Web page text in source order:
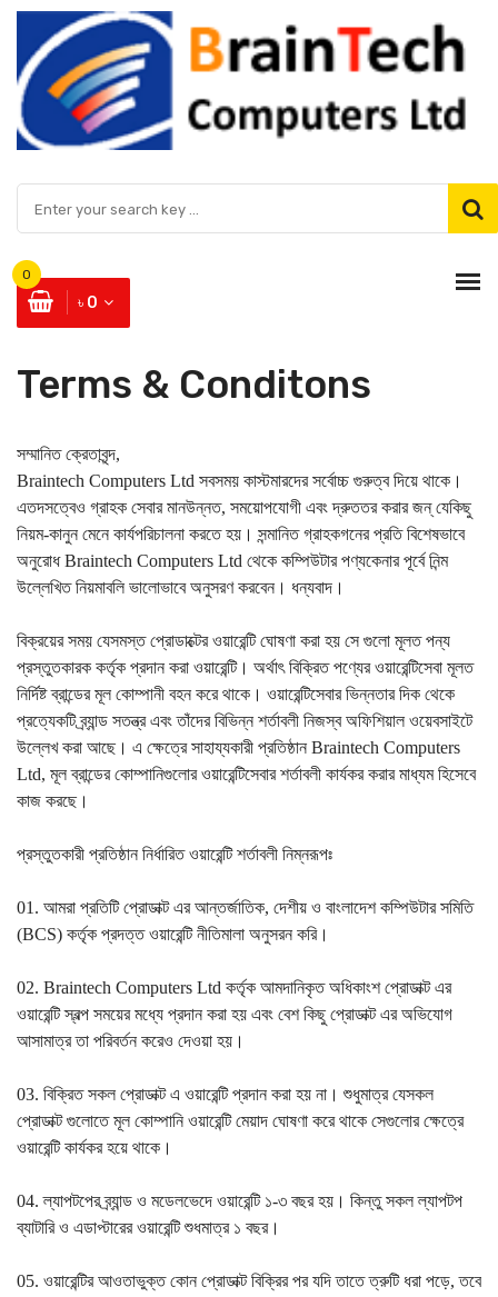
৳ 0
0
Terms & Conditons
সম্মানিত ক্রেতাবৃন্দ,
Braintech Computers Ltd সবসময় কাস্টমারদের সর্বোচ্চ গুরুত্ব দিয়ে থাকে।
এতদসত্বেও গ্রাহক সেবার মানউন্নত, সময়োপযোগী এবং দ্রুততর করার জন্ যেকিছু
নিয়ম-কানুন মেনে কার্যপরিচালনা করতে হয়। সন্মানিত গ্রাহকগনের প্রতি বিশেষভাবে
অনুরোধ Braintech Computers Ltd থেকে কম্পিউটার পণ্যকেনার পূর্বে নিন্ম
উল্লেখিত নিয়মাবলি ভালোভাবে অনুসরণ করবেন। ধন্যবাদ।
বিক্রয়ের সময় যেসমস্ত প্রোডাক্টের ওয়ারেন্টি ঘোষণা করা হয় সে গুলো মূলত পন্য
প্রস্তুতকারক কর্তৃক প্রদান করা ওয়ারেন্টি। অর্থাৎ বিক্রিত পণ্যের ওয়ারেন্টিসেবা মূলত
নির্দিষ্ট ব্রান্ডের মূল কোম্পানী বহন করে থাকে। ওয়ারেন্টিসেবার ভিন্নতার দিক থেকে
প্রত্যেকটি ব্র্যান্ড সতন্ত্র এবং তাঁদের বিভিন্ন শর্তাবলী নিজস্ব অফিশিয়াল ওয়েবসাইটে
উল্লেখ করা আছে। এ ক্ষেত্রে সাহায্যকারী প্রতিষ্ঠান Braintech Computers
Ltd, মূল ব্রান্ডের কোম্পানিগুলোর ওয়ারেন্টিসেবার শর্তাবলী কার্যকর করার মাধ্যম হিসেবে
কাজ করছে।
প্রস্তুতকারী প্রতিষ্ঠান নির্ধারিত ওয়ারেন্টি শর্তাবলী নিম্নরূপঃ
01. আমরা প্রতিটি প্রোডাক্ট এর আন্তর্জাতিক, দেশীয় ও বাংলাদেশ কম্পিউটার সমিতি
(BCS) কর্তৃক প্রদত্ত ওয়ারেন্টি নীতিমালা অনুসরন করি।
02. Braintech Computers Ltd কর্তৃক আমদানিকৃত অধিকাংশ প্রোডাক্ট এর
ওয়ারেন্টি স্বল্প সময়ের মধ্যে প্রদান করা হয় এবং বেশ কিছু প্রোডাক্ট এর অভিযোগ
আসামাত্র তা পরিবর্তন করেও দেওয়া হয়।
03. বিক্রিত সকল প্রোডাক্ট এ ওয়ারেন্টি প্রদান করা হয় না। শুধুমাত্র যেসকল
প্রোডাক্ট গুলোতে মূল কোম্পানি ওয়ারেন্টি মেয়াদ ঘোষণা করে থাকে সেগুলোর ক্ষেত্রে
ওয়ারেন্টি কার্যকর হয়ে থাকে।
04. ল্যাপটপের ব্র্যান্ড ও মডেলভেদে ওয়ারেন্টি ১-৩ বছর হয়। কিন্তু সকল ল্যাপটপ
ব্যাটারি ও এডাপ্টারের ওয়ারেন্টি শুধমাত্র ১ বছর।
05. ওয়ারেন্টির আওতাভুক্ত কোন প্রোডাক্ট বিক্রির পর যদি তাতে ত্রুটি ধরা পড়ে, তবে